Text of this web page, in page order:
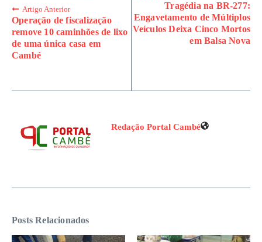
Artigo Anterior
Operação de fiscalização
remove 10 caminhões de lixo
de uma única casa em
Cambé
Tragédia na BR-277:
Engavetamento de Múltiplos
Veículos Deixa Cinco Mortos
em Balsa Nova
Redação Portal Cambé
Posts Relacionados